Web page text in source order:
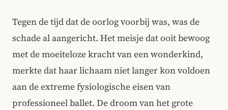
Tegen de tijd dat de oorlog voorbij was, was de
schade al aangericht. Het meisje dat ooit bewoog
met de moeiteloze kracht van een wonderkind,
merkte dat haar lichaam niet langer kon voldoen
aan de extreme fysiologische eisen van
professioneel ballet. De droom van het grote